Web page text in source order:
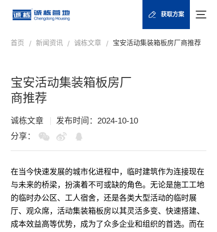
获取方案
首页 / 新闻资讯 / 诚栋文章 / 宝安活动集装箱板房厂商推荐
宝安活动集装箱板房厂
商推荐
诚栋文章
发布时间：2024-10-10
分享：
在当今快速发展的城市化进程中，临时建筑作为连接现在
与未来的桥梁，扮演着不可或缺的角色。无论是施工工地
的临时办公区、工人宿舍，还是各类大型活动的临时展
厅、观众席，活动集装箱板房以其灵活多变、快速搭建、
成本效益高等优势，成为了众多企业和组织的首选。而在